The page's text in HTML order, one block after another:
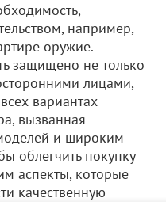
например,
оружие.
защищено не только
лицами,
вариантах
вызванная
и широким
облегчить покупку
аспекты, которые
качественную